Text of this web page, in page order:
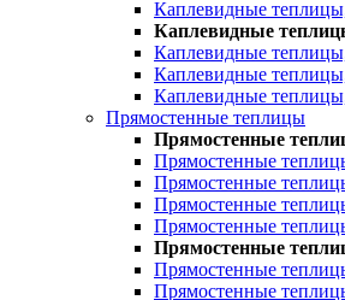
Каплевидные
Каплевидные
Каплевидные
Каплевидные
Каплевидные
Прямостенные теплицы
Прямостенные
Прямостенные
Прямостенные
Прямостенные
Прямостенные
Прямостенные
Прямостенные
Прямостенные